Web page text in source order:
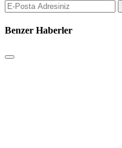
Benzer Haberler